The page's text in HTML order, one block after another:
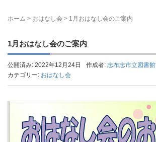
ホーム > おはなし会 > 1月おはなし会のご案内
1月おはなし会のご案内
公開済み: 2022年12月24日 作成者: 志布志市立図書館
カテゴリー: おはなし会